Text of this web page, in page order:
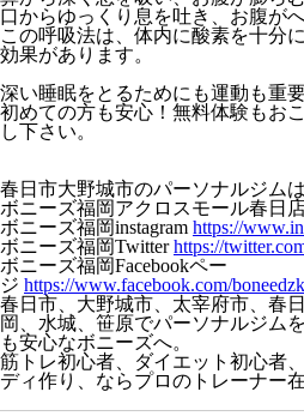
口からゆっくり息を吐き、お腹が
この呼吸法は、体内に酸素を十分
効果があります。
深い睡眠をとるためにも運動も重要
初めての方も安心！無料体験もお
し下さい。
春日市大野城市のパーソナルジム
ボニーズ福岡アクロスモール春日
ボニーズ福岡instagram https://
ボニーズ福岡Twitterhttps://
ボニーズ福岡Facebookペー
ジ https://www.facebook.com/
春日市、大野城市、太宰府市、春
岡、水城、笹原でパーソナルジム
も安心なボニーズへ。
筋トレ初心者、ダイエット初心者
ディ作り、ならプロのトレーナー